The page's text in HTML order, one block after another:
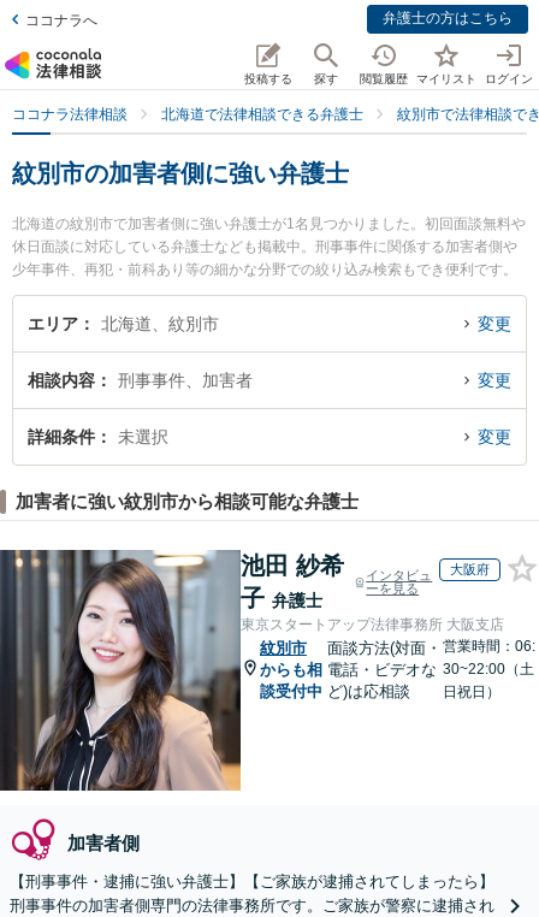
ココナラへ 弁護士の方はこちら
投稿する 探す 閲覧履歴 マイリスト ログイン
ココナラ法律相談 北海道で法律相談できる弁護士 紋別市で法律相談で
紋別市の加害者側に強い弁護士
北海道の紋別市で加害者側に強い弁護士が1名見つかりました。初回面談無料や
休日面談に対応している弁護士なども掲載中。刑事事件に関係する加害者側や
少年事件、再犯・前科あり等の細かな分野での絞り込み検索もでき便利です。
特に流氷の町ひまわり基金法律事務所の斎藤 正義弁護士のプロフィール情報や
弁護士費用、強みなどが注目されています。『紋別市で土日や夜間に発生した
相談できる紋別市内の弁護士に相談予約したい』などでお困りの相談者さんに
おすすめです。
エリア 北海道、紋別市 変更
相談内容 刑事事件、加害者 変更
詳細条件 未選択 変更
加害者に強い紋別市から相談可能な弁護士
池田 紗希
子 弁護士
インタビュ
ーを見る
大阪府
東京スタートアップ法律事務所 大阪支店
紋別市
からも相
談受付中
面談方法(対面・
電話・ビデオな
ど)は応相談
営業時間：06:
30~22:00（土
日祝日）
加害者側
【刑事事件・逮捕に強い弁護士】【ご家族が逮捕されてしまったら】
刑事事件の加害者側専門の法律事務所です。ご家族が警察に逮捕され